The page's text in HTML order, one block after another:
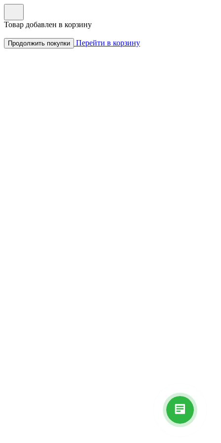
Товар добавлен в корзину
Продолжить покупки Перейти в корзину